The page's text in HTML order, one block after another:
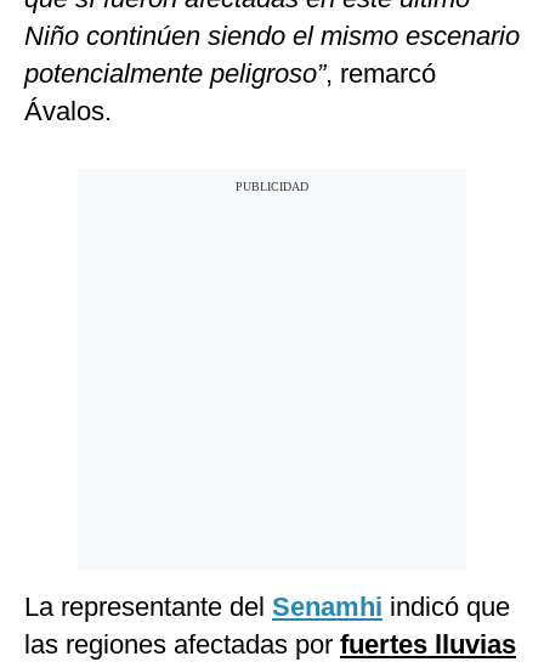
Niño continúen siendo el mismo escenario
potencialmente peligroso”, remarcó
Ávalos.
La representante del Senamhi indicó que
las regiones afectadas por fuertes lluvias